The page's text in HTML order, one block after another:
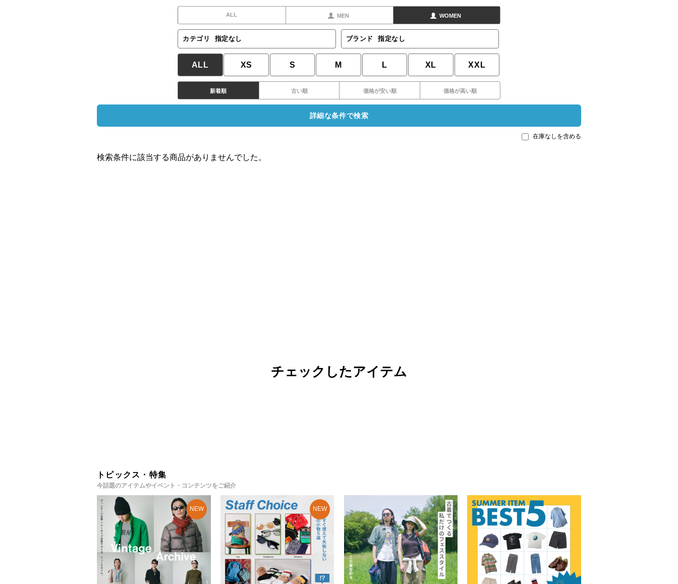
ALL MEN WOMEN
カテゴリ 指定なし ブランド 指定なし
ALL XS S M L XL XXL
新着順 古い順 価格が安い順 価格が高い順
詳細な条件で検索
在庫なしを含める
検索条件に該当する商品がありませんでした。
チェックしたアイテム
トピックス・特集
今話題のアイテムやイベント・コンテンツをご紹介